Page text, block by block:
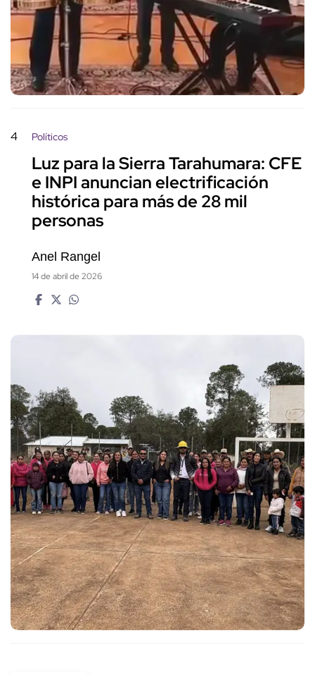
4 Políticos
Luz para la Sierra Tarahumara: CFE
e INPI anuncian electrificación
histórica para más de 28 mil
personas
Anel Rangel
14 de abril de 2026